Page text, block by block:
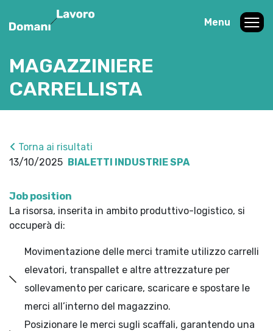
Menu
MAGAZZINIERE
CARRELLISTA
Torna ai risultati
13/10/2025 BIALETTI INDUSTRIE SPA
Job position
La risorsa, inserita in ambito produttivo-logistico, si
occuperà di:
Movimentazione delle merci tramite utilizzo carrelli
elevatori, transpallet e altre attrezzature per
sollevamento per caricare, scaricare e spostare le
merci all’interno del magazzino.
Posizionare le merci sugli scaffali, garantendo una